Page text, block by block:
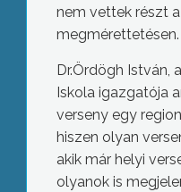
nem vettek részt
megmérettetésen.
Dr.Ördögh István,
Iskola igazgatója
verseny egy
hiszen olyan
akik már helyi
olyanok is